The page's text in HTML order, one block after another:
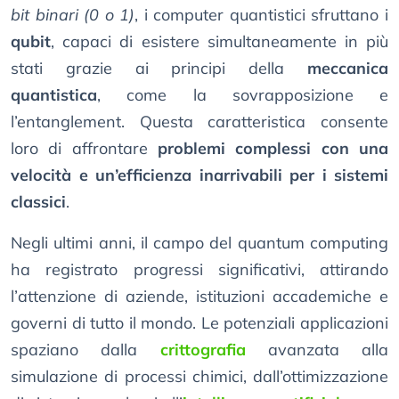
bit binari (0 o 1), i computer quantistici sfruttano i
qubit, capaci di esistere simultaneamente in più
stati grazie ai principi della meccanica
quantistica, come la sovrapposizione e
l’entanglement. Questa caratteristica consente
loro di affrontare problemi complessi con una
velocità e un’efficienza inarrivabili per i sistemi
classici.
Negli ultimi anni, il campo del quantum computing
ha registrato progressi significativi, attirando
l’attenzione di aziende, istituzioni accademiche e
governi di tutto il mondo. Le potenziali applicazioni
spaziano dalla crittografia avanzata alla
simulazione di processi chimici, dall’ottimizzazione